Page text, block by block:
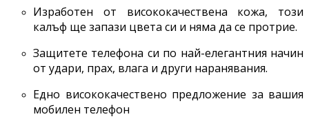
Изработен от висококачествена кожа, този
калъф ще запази цвета си и няма да се протрие.
Защитете телефона си по най-елегантния начин
от удари, прах, влага и други наранявания.
Едно висококачествено предложение за вашия
мобилен телефон